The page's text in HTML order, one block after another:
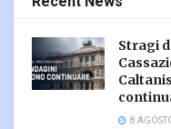
Stragi
8